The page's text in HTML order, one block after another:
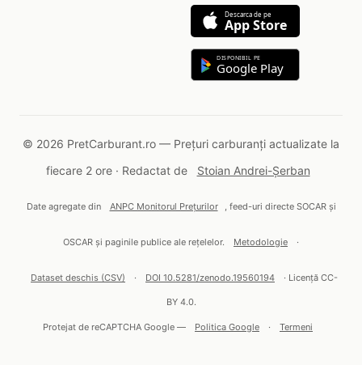
Descarca de pe
App Store
DISPONIBIL PE
Google Play
© 2026 PretCarburant.ro — Prețuri carburanți actualizate la
fiecare 2 ore · Redactat de
Stoian Andrei-Șerban
Date agregate din ANPC Monitorul Prețurilor , feed-uri directe SOCAR și
OSCAR și paginile publice ale rețelelor. Metodologie ·
Dataset deschis (CSV) · DOI 10.5281/zenodo.19560194 · Licență CC-
BY 4.0.
Protejat de reCAPTCHA Google — Politica Google · Termeni